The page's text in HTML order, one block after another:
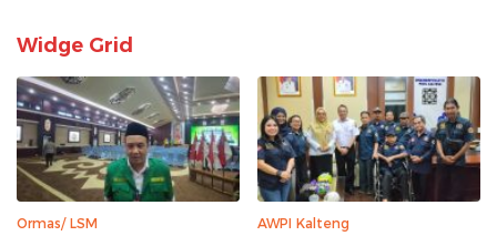
Widge Grid
Ormas/ LSM AWPI Kalteng